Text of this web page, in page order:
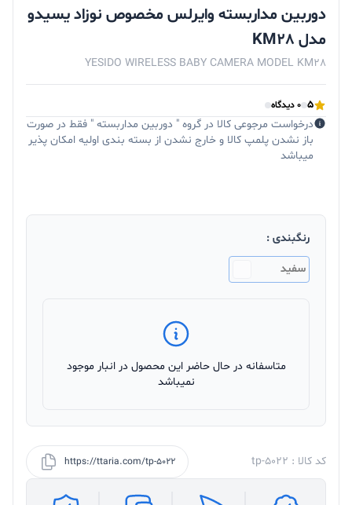
دوربین مداربسته وایرلس مخصوص نوزاد یسیدو
مدل KM28
YESIDO WIRELESS BABY CAMERA MODEL KM28
5 0 دیدگاه
درخواست مرجوعی کالا در گروه " دوربین مداربسته " فقط در صورت
باز نشدن پلمپ کالا و خارج نشدن از بسته بندی اولیه امکان پذیر
میباشد
رنگبندی :
سفید
متاسفانه در حال حاضر این محصول در انبار موجود
نمیباشد
کد کالا : tp-5022 https://ttaria.com/tp-5022